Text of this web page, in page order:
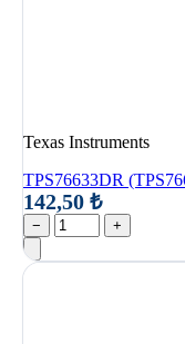
Texas Instruments
TPS76633DR
142,50 ₺
− +